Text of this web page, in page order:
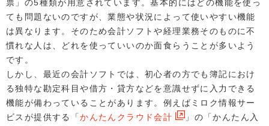
票」の5種類が用意されています。基本的にはどの機能を使っ
ても問題ないのですが、業態や状況によって使いやすい機能
は異なります。そのため会計ソフトや経理業務そのものに不
慣れな人は、どれを使っていいのか面食らうことが多いよう
です。
しかし、最近の会計ソフトでは、初心者の方でも簿記におけ
る独特な勘定科目や借方・貸方などを意識せずに入力できる
機能が備わっていることがあります。例えばミロク情報サー
ビスが提供する「かんたんクラウド会計
」の「かんたん入